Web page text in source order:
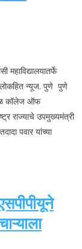
महाविद्यालयातर्फे
लोकहित न्यूज. पुणे पुणे
कॉलेज ऑफ
राज्याचे उपमुख्यमंत्री
पवार यांच्या